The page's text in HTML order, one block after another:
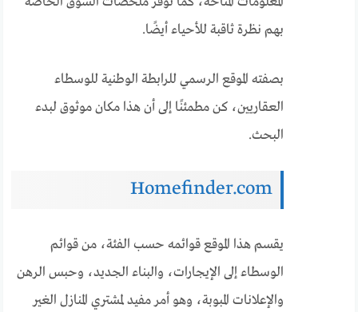
بهم نظرة ثاقبة للأحياء أيضًا.
بصفته الموقع الرسمي للرابطة الوطنية للوسطاء
العقاريين، كن مطمئنًا إلى أن هذا مكان موثوق لبدء
البحث.
Homefinder.com
يقسم هذا الموقع قوائمه حسب الفئة، من قوائم
الوسطاء إلى الإيجارات، والبناء الجديد، وحبس الرهن
والإعلانات المبوبة، وهو أمر مفيد لمشتري المنازل الغير